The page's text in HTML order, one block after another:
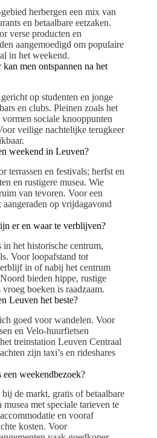
herbergen een mix van
en betaalbare eetzaken.
verse producten en
aangemoedigd om populaire
in het weekend.
men ontspannen na het
op studenten en jonge
en clubs. Pleinen zoals het
sociale knooppunten
veilige nachtelijke terugkeer
weekend in Leuven?
terrassen en festivals; herfst en
en rustigere musea. Wie
van tevoren. Voor een
op vrijdagavond
er en waar te verblijven?
het historische centrum,
Voor loopafstand tot
in of nabij het centrum
bieden hippe, rustige
boeken is raadzaam.
Leuven het beste?
goed voor wandelen. Voor
en Velo-huurfietsen
treinstation Leuven Centraal
zijn taxi’s en rideshares
weekendbezoek?
de markt, gratis of betaalbare
met speciale tarieven te
en vooraf
kosten. Voor